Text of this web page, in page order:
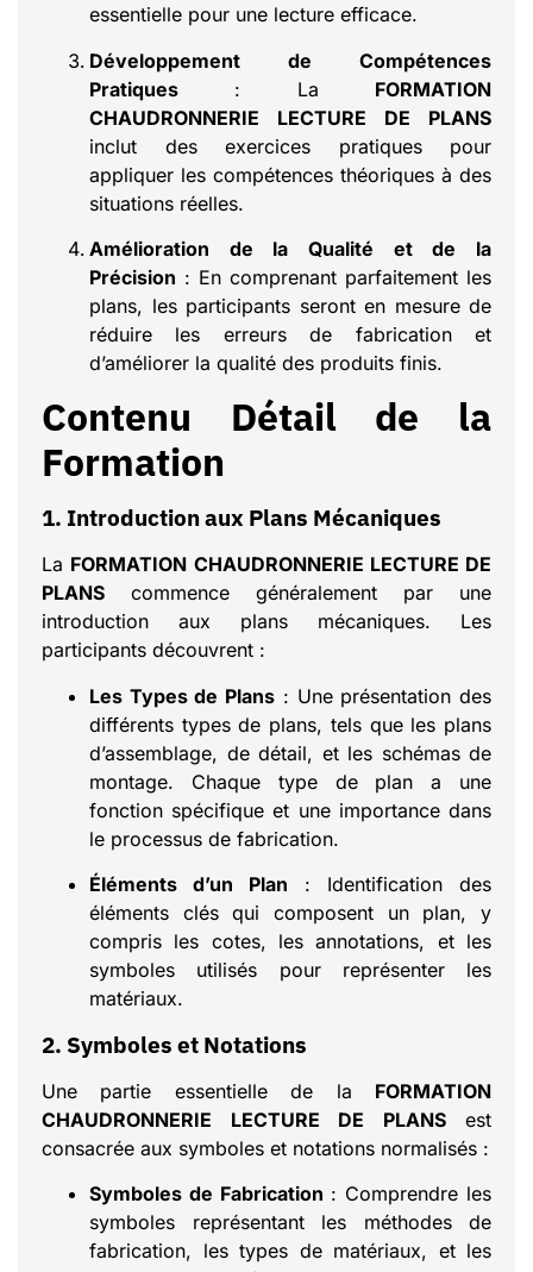
essentielle pour une lecture efficace.
Développement de Compétences
Pratiques : La FORMATION
CHAUDRONNERIE LECTURE DE PLANS
inclut des exercices pratiques pour
appliquer les compétences théoriques à des
situations réelles.
Amélioration de la Qualité et de la
Précision : En comprenant parfaitement les
plans, les participants seront en mesure de
réduire les erreurs de fabrication et
d’améliorer la qualité des produits finis.
Contenu Détail de la
Formation
1. Introduction aux Plans Mécaniques
La FORMATION CHAUDRONNERIE LECTURE DE
PLANS commence généralement par une
introduction aux plans mécaniques. Les
participants découvrent :
Les Types de Plans : Une présentation des
différents types de plans, tels que les plans
d’assemblage, de détail, et les schémas de
montage. Chaque type de plan a une
fonction spécifique et une importance dans
le processus de fabrication.
Éléments d’un Plan : Identification des
éléments clés qui composent un plan, y
compris les cotes, les annotations, et les
symboles utilisés pour représenter les
matériaux.
2. Symboles et Notations
Une partie essentielle de la FORMATION
CHAUDRONNERIE LECTURE DE PLANSest
consacrée aux symboles et notations normalisés :
Symboles de Fabrication : Comprendre les
symboles représentant les méthodes de
fabrication, les types de matériaux, et les